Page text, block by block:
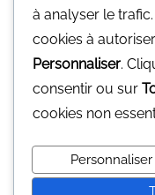
Une
Nous
physique
Vous
à analyser le
cookies à
Personnaliser.
consentir ou sur
cookies non
Personnaliser